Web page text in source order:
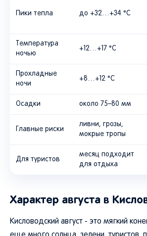
Пики тепла до +32…+34 °C
Температура
ночью
+12…+17 °C
Прохладные
ночи
+8…+12 °C
Осадки около 75–80 мм
Главные риски
ливни, грозы,
мокрые тропы
Для туристов
месяц подходит
для отдыха
Характер августа в
Кисловодский август - это мягкий